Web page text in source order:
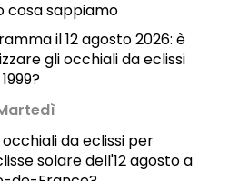
cosa sappiamo
il 12 agosto 2026: è
gli occhiali da eclissi
da eclissi per
solare dell'12 agosto a